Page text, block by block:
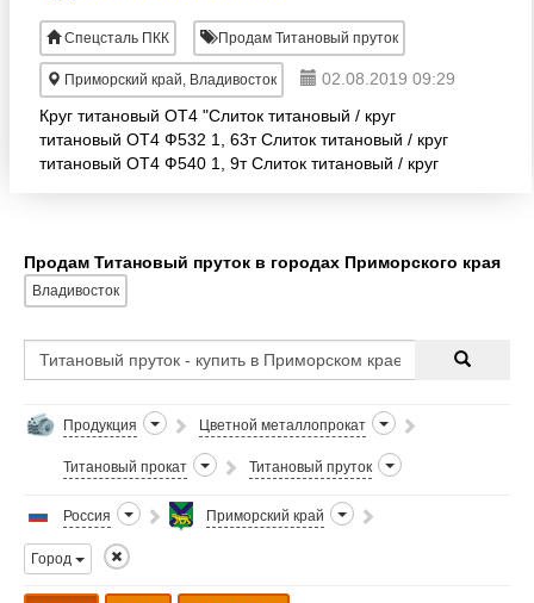
Спецсталь ПКК Продам Титановый пруток
Приморский край, Владивосток
02.08.2019 09:29
Круг титановый ОТ4 "Слиток титановый / круг
титановый ОТ4 Ф532 1, 63т Слиток титановый / круг
титановый ОТ4 Ф540 1, 9т Слиток титановый / круг
Продам Титановый пруток в городах Приморского края
Владивосток
Продукция Цветной металлопрокат
Титановый прокат Титановый пруток
Россия Приморский край
Город